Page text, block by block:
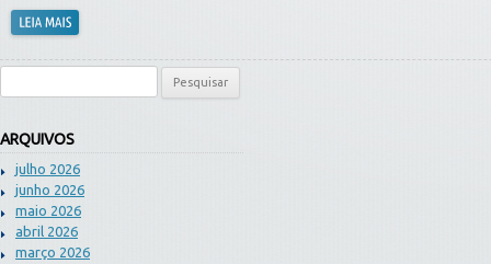
Pesquisar por:
ARQUIVOS
julho 2026
junho 2026
maio 2026
abril 2026
março 2026